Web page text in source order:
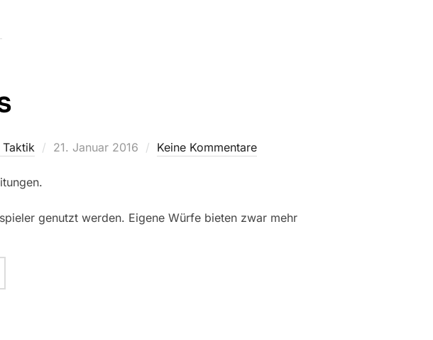
Veröffentlicht
21. Januar 2016 Keine Kommentare
genutzt werden. Eigene Würfe bieten zwar mehr